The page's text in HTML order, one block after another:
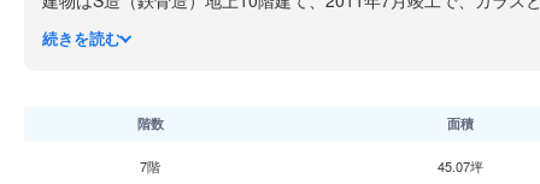
別空調・OAフロア・男女別トイレ・機械警備・24時間入退館
続きを読む
階数 面積
7階 45.07坪